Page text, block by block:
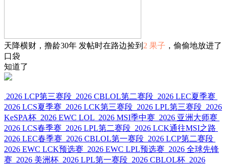
天降横财，撸龄30年 发帖时在路边捡到 2 果子 ，偷偷地放进了
口袋
知道了
2026 LCP第三赛段 2026 CBLOL第二赛段 2026 LEC夏季赛
2026 LCS夏季赛 2026 LCK第三赛段 2026 LPL第三赛段 2026
KeSPA杯 2026 EWC LOL 2026 MSI季中赛 2026 亚洲大师赛
2026 LCS春季赛 2026 LPL第二赛段 2026 LCK通往MSI之路
2026 LEC春季赛 2026 CBLOL第一赛段 2026 LCP第二赛段
2026 EWC LCK预选赛 2026 EWC LPL预选赛 2026 全球先锋
赛 2026 美洲杯 2026 LPL第一赛段 2026 CBLOL杯 2026